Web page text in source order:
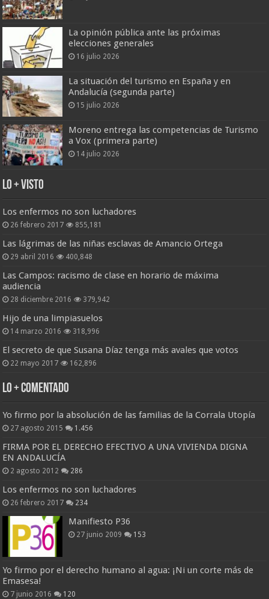
La opinión pública ante las próximas
elecciones generales
16 julio 2026
La situación del turismo en España y en
Andalucía (segunda parte)
15 julio 2026
Moreno entrega las competencias de Turismo
a Vox (primera parte)
14 julio 2026
Lo + Visto
Los enfermos no son luchadores
26 febrero 2017 855,181
Las lágrimas de las niñas esclavas de Amancio Ortega
29 abril 2016 400,848
Las Campos: racismo de clase en horario de máxima
audiencia
28 diciembre 2016 379,942
Hijo de una limpiasuelos
14 marzo 2016 318,996
El secreto de que Susana Díaz tenga más avales que votos
22 mayo 2017 162,896
Lo + Comentado
Yo firmo por la absolución de las familias de la Corrala Utopía
27 agosto 2015 1.456
FIRMA POR EL DERECHO EFECTIVO A UNA VIVIENDA DIGNA
EN ANDALUCÍA
2 agosto 2012 286
Los enfermos no son luchadores
26 febrero 2017 234
Manifiesto P36
27 junio 2009 153
Yo firmo por el derecho humano al agua: ¡Ni un corte más de
Emasesa!
7 junio 2016 120